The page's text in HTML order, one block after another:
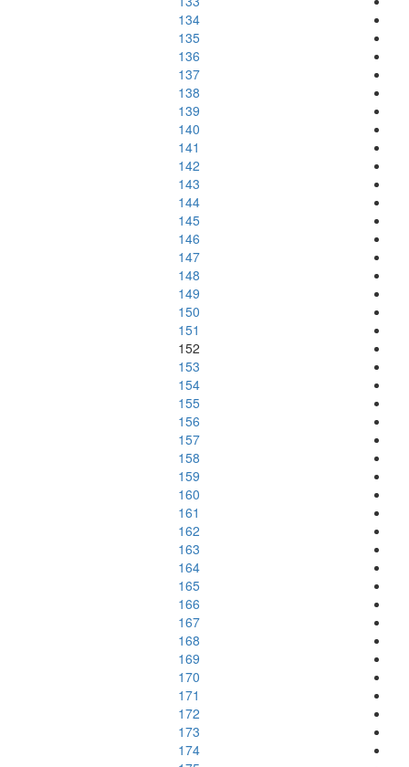
134
135
136
137
138
139
140
141
142
143
144
145
146
147
148
149
150
151
152
153
154
155
156
157
158
159
160
161
162
163
164
165
166
167
168
169
170
171
172
173
174